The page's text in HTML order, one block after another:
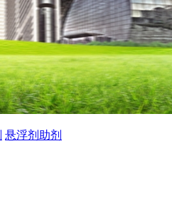
悬浮剂助剂